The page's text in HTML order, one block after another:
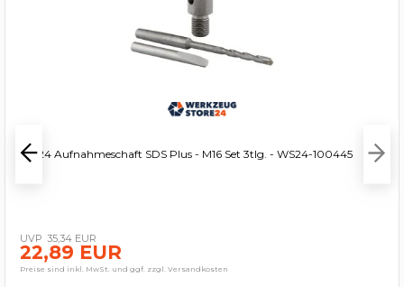
WS24 Aufnahmeschaft SDS Plus - M16 Set 3tlg. - WS24-100445
35,34 EUR
22,89 EUR
Preise sind inkl. MwSt. und ggf. zzgl. Versandkosten